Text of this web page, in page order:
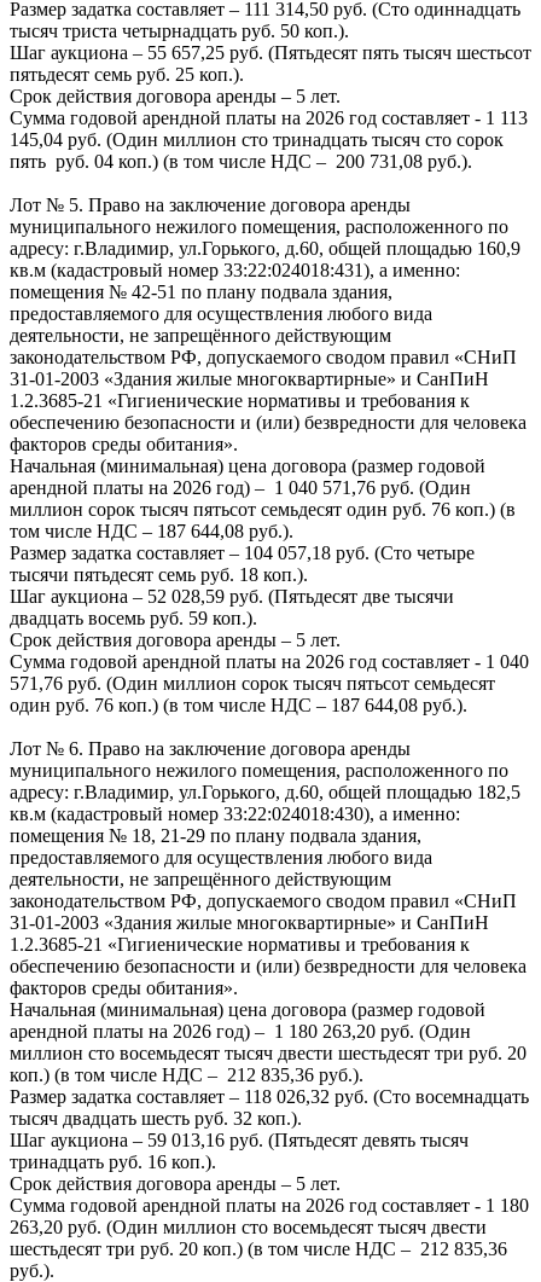
Размер задатка составляет – 111 314,50 руб. (Сто одиннадцать
тысяч триста четырнадцать руб. 50 коп.).
Шаг аукциона – 55 657,25 руб. (Пятьдесят пять тысяч шестьсот
пятьдесят семь руб. 25 коп.).
Срок действия договора аренды – 5 лет.
Сумма годовой арендной платы на 2026 год составляет - 1 113
145,04 руб. (Один миллион сто тринадцать тысяч сто сорок
пять руб. 04 коп.) (в том числе НДС – 200 731,08 руб.).
Лот № 5. Право на заключение договора аренды
муниципального нежилого помещения, расположенного по
адресу: г.Владимир, ул.Горького, д.60, общей площадью 160,9
кв.м (кадастровый номер 33:22:024018:431), а именно:
помещения № 42-51 по плану подвала здания,
предоставляемого для осуществления любого вида
деятельности, не запрещённого действующим
законодательством РФ, допускаемого сводом правил «СНиП
31-01-2003 «Здания жилые многоквартирные» и СанПиН
1.2.3685-21 «Гигиенические нормативы и требования к
обеспечению безопасности и (или) безвредности для человека
факторов среды обитания».
Начальная (минимальная) цена договора (размер годовой
арендной платы на 2026 год) – 1 040 571,76 руб. (Один
миллион сорок тысяч пятьсот семьдесят один руб. 76 коп.) (в
том числе НДС – 187 644,08 руб.).
Размер задатка составляет – 104 057,18 руб. (Сто четыре
тысячи пятьдесят семь руб. 18 коп.).
Шаг аукциона – 52 028,59 руб. (Пятьдесят две тысячи
двадцать восемь руб. 59 коп.).
Срок действия договора аренды – 5 лет.
Сумма годовой арендной платы на 2026 год составляет - 1 040
571,76 руб. (Один миллион сорок тысяч пятьсот семьдесят
один руб. 76 коп.) (в том числе НДС – 187 644,08 руб.).
Лот № 6. Право на заключение договора аренды
муниципального нежилого помещения, расположенного по
адресу: г.Владимир, ул.Горького, д.60, общей площадью 182,5
кв.м (кадастровый номер 33:22:024018:430), а именно:
помещения № 18, 21-29 по плану подвала здания,
предоставляемого для осуществления любого вида
деятельности, не запрещённого действующим
законодательством РФ, допускаемого сводом правил «СНиП
31-01-2003 «Здания жилые многоквартирные» и СанПиН
1.2.3685-21 «Гигиенические нормативы и требования к
обеспечению безопасности и (или) безвредности для человека
факторов среды обитания».
Начальная (минимальная) цена договора (размер годовой
арендной платы на 2026 год) – 1 180 263,20 руб. (Один
миллион сто восемьдесят тысяч двести шестьдесят три руб. 20
коп.) (в том числе НДС – 212 835,36 руб.).
Размер задатка составляет – 118 026,32 руб. (Сто восемнадцать
тысяч двадцать шесть руб. 32 коп.).
Шаг аукциона – 59 013,16 руб. (Пятьдесят девять тысяч
тринадцать руб. 16 коп.).
Срок действия договора аренды – 5 лет.
Сумма годовой арендной платы на 2026 год составляет - 1 180
263,20 руб. (Один миллион сто восемьдесят тысяч двести
шестьдесят три руб. 20 коп.) (в том числе НДС – 212 835,36
руб.).